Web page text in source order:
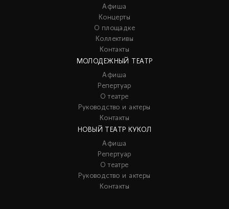
Афиша
Концерты
О площадке
Коллективы
Контакты
МОЛОДЕЖНЫЙ ТЕАТР
Афиша
Репертуар
О театре
Руководство и актеры
Контакты
НОВЫЙ ТЕАТР КУКОЛ
Афиша
Репертуар
О театре
Руководство и актеры
Контакты